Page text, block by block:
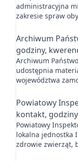
administracyjna
zakresie spraw
Archiwum
godziny,
Archiwum
udostępnia
województwa
Powiatowy
kontakt,
Powiatowy
lokalna jednostka
zdrowie zwierząt,